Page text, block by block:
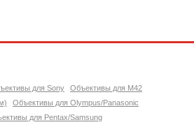
для Sony
Объективы для M42
Объективы для Olympus/Panasonic
для Pentax/Samsung